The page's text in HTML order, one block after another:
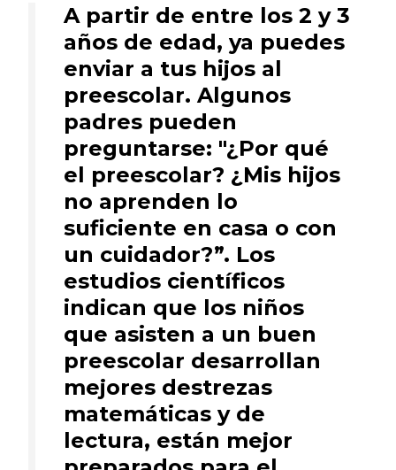
A partir de entre los 2 y 3
años de edad, ya puedes
enviar a tus hijos al
preescolar. Algunos
padres pueden
preguntarse: "¿Por qué
el preescolar? ¿Mis hijos
no aprenden lo
suficiente en casa o con
un cuidador?”. Los
estudios científicos
indican que los niños
que asisten a un buen
preescolar desarrollan
mejores destrezas
matemáticas y de
lectura, están mejor